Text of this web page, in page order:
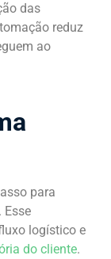
das
reduz
ao
para
Esse
logístico e
do cliente.